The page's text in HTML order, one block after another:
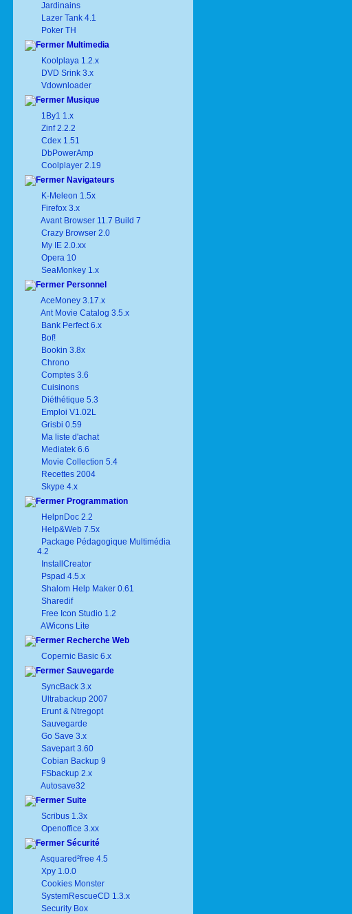
Jardinains
Lazer Tank 4.1
Poker TH
Multimedia
Koolplaya 1.2.x
DVD Srink 3.x
Vdownloader
Musique
1By1 1.x
Zinf 2.2.2
Cdex 1.51
DbPowerAmp
Coolplayer 2.19
Navigateurs
K-Meleon 1.5x
Firefox 3.x
Avant Browser 11.7 Build 7
Crazy Browser 2.0
My IE 2.0.xx
Opera 10
SeaMonkey 1.x
Personnel
AceMoney 3.17.x
Ant Movie Catalog 3.5.x
Bank Perfect 6.x
Bof!
Bookin 3.8x
Chrono
Comptes 3.6
Cuisinons
Diéthétique 5.3
Emploi V1.02L
Grisbi 0.59
Ma liste d'achat
Mediatek 6.6
Movie Collection 5.4
Recettes 2004
Skype 4.x
Programmation
HelpnDoc 2.2
Help&Web 7.5x
Package Pédagogique Multimédia
4.2
InstallCreator
Pspad 4.5.x
Shalom Help Maker 0.61
Sharedif
Free Icon Studio 1.2
AWicons Lite
Recherche Web
Copernic Basic 6.x
Sauvegarde
SyncBack 3.x
Ultrabackup 2007
Erunt & Ntregopt
Sauvegarde
Go Save 3.x
Savepart 3.60
Cobian Backup 9
FSbackup 2.x
Autosave32
Suite
Scribus 1.3x
Openoffice 3.xx
Sécurité
Asquared²free 4.5
Xpy 1.0.0
Cookies Monster
SystemRescueCD 1.3.x
Security Box